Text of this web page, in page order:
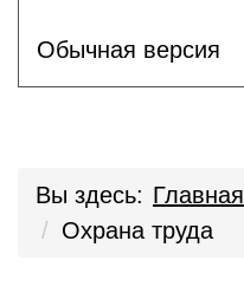
Обычная версия
Вы здесь: Главная
Охрана труда